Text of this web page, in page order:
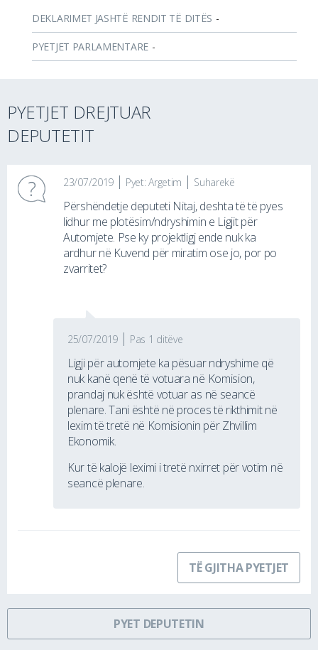
DEKLARIMET JASHTË RENDIT TË DITËS -
PYETJET PARLAMENTARE -
PYETJET DREJTUAR
DEPUTETIT
23/07/2019 Pyet: Argetim Suharekë
Përshëndetje deputeti Nitaj, deshta të të pyes
lidhur me plotësim/ndryshimin e Ligjit për
Automjete. Pse ky projektligj ende nuk ka
ardhur në Kuvend për miratim ose jo, por po
zvarritet?
25/07/2019 Pas 1 ditëve
Ligji për automjete ka pësuar ndryshime që
nuk kanë qenë të votuara në Komision,
prandaj nuk është votuar as në seancë
plenare. Tani është në proces të rikthimit në
lexim të tretë në Komisionin për Zhvillim
Ekonomik.
Kur të kalojë leximi i tretë nxirret për votim në
seancë plenare.
TË GJITHA PYETJET
PYET DEPUTETIN